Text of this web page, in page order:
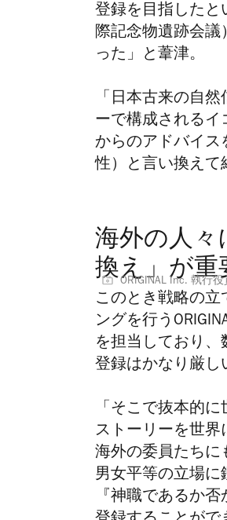
登録を目指したと
際記念物遺跡会
った」と葦津。
「日本古来の自
ーで構成されるイ
からのアドバイス
性）と言い換えて
海外の人々
換え」が重
ORIGINAL Inc. 執行
このとき戦略の立
ングを行う
を担当しており
登録はかなり厳し
「そこで抜本的
ストーリーを世界
海外の委員たちに
男女平等の立場に
『神職であるか